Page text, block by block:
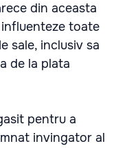
din aceasta
toate
sale, inclusiv sa
de la plata
pentru a
invingator al